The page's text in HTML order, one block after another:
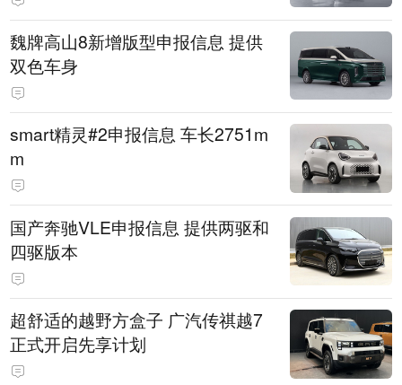
魏牌高山8新增版型申报信息 提供
双色车身
smart精灵#2申报信息 车长2751m
m
国产奔驰VLE申报信息 提供两驱和
四驱版本
超舒适的越野方盒子 广汽传祺越7
正式开启先享计划